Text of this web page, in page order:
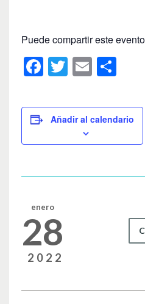
Puede compartir este
F
c
e
b
o
k
T
tt
er
E
ailm
p
ar
Añadir al calendario
enero
28
2022